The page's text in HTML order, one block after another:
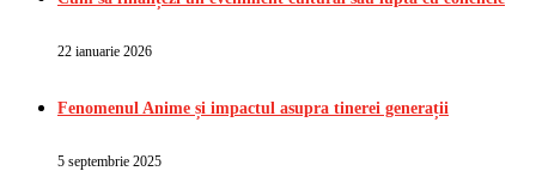
22 ianuarie 2026
Fenomenul Anime și impactul asupra tinerei generații
5 septembrie 2025